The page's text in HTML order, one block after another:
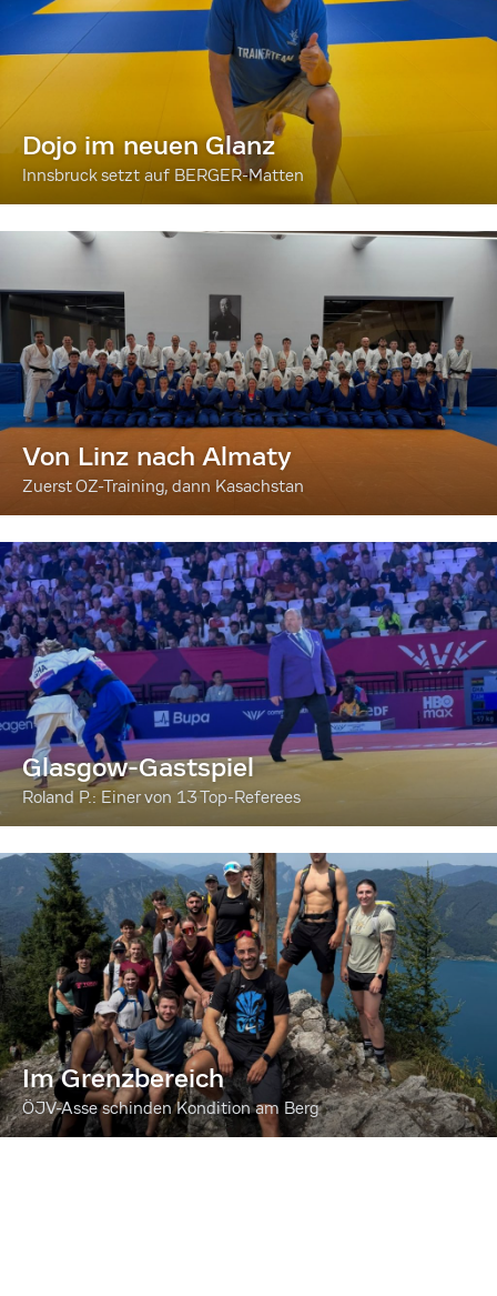
Dojo im neuen Glanz
Innsbruck setzt auf BERGER-Matten
Von Linz nach Almaty
Zuerst OZ-Training, dann Kasachstan
Glasgow-Gastspiel
Roland P.: Einer von 13 Top-Referees
Im Grenzbereich
ÖJV-Asse schinden Kondition am Berg